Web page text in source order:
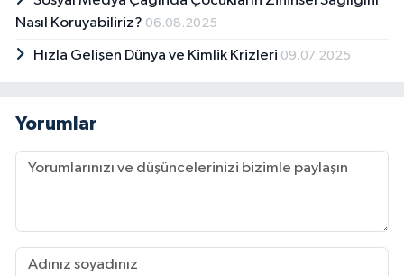
Nasıl Koruyabiliriz? 06.08.2025
Hızla Gelişen Dünya ve Kimlik Krizleri 09.07.2025
Yorumlar